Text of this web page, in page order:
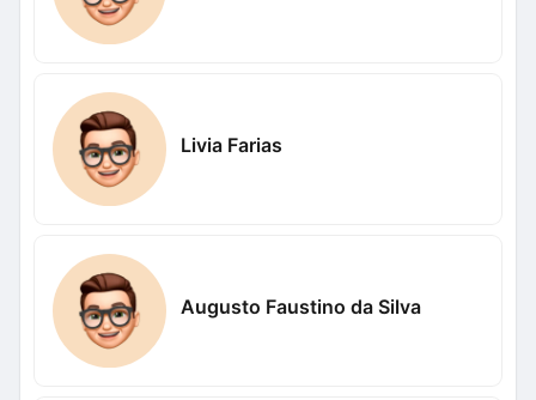
Livia Farias
Augusto Faustino da Silva